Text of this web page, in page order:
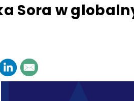
Sora w